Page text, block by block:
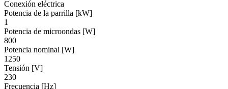
Conexión eléctrica
Potencia de la parrilla [kW]
1
Potencia de microondas [W]
800
Potencia nominal [W]
1250
Tensión [V]
230
Frecuencia [Hz]